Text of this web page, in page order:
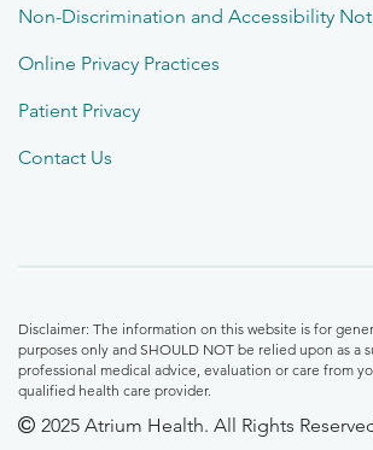
Non-Discrimination and Accessibility
Online Privacy Practices
Patient Privacy
Contact Us
Disclaimer: The information on this website is for
purposes only and SHOULD NOT be relied upon as a
professional medical advice, evaluation or care from
qualified health care provider.
2025 Atrium Health. All Rights